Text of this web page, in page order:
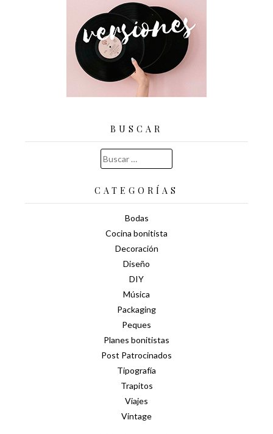
BUSCAR
Buscar:
CATEGORÍAS
Bodas
Cocina bonitista
Decoración
Diseño
DIY
Música
Packaging
Peques
Planes bonitistas
Post Patrocinados
Tipografía
Trapitos
Viajes
Vintage